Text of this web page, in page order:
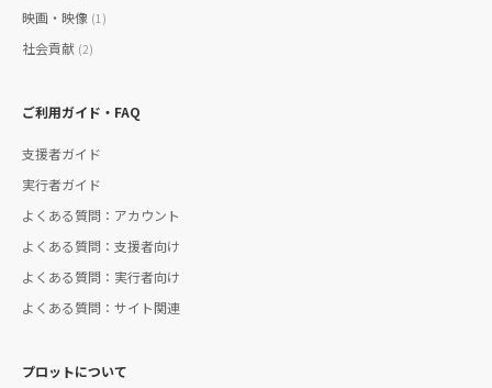
映画・映像 (1)
社会貢献 (2)
ご利用ガイド・FAQ
支援者ガイド
実行者ガイド
よくある質問：アカウント
よくある質問：支援者向け
よくある質問：実行者向け
よくある質問：サイト関連
プロットについて